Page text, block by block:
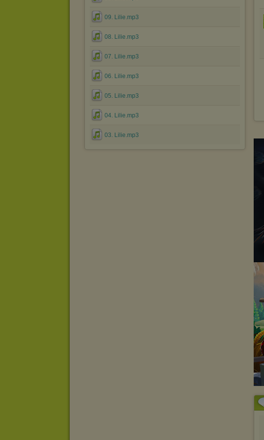
09. Lilie.mp3
08. Lilie.mp3
07. Lilie.mp3
06. Lilie.mp3
05. Lilie.mp3
04. Lilie.mp3
03. Lilie.mp3